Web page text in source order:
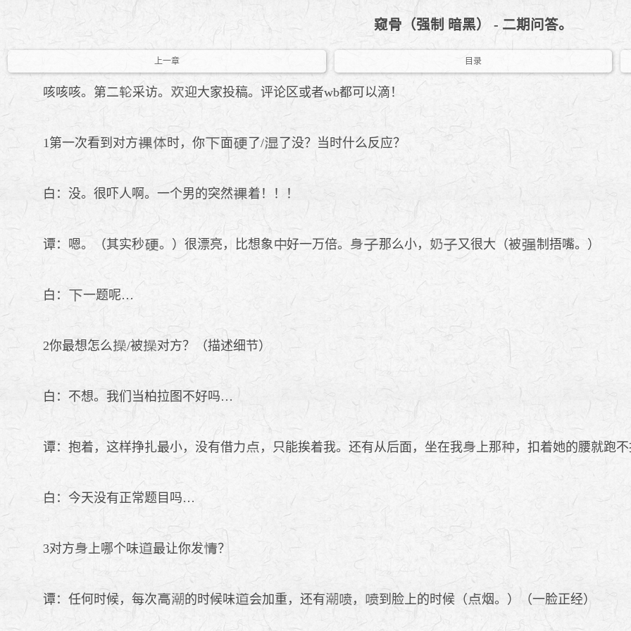
窥骨（强制 暗黑） - 二期问答。
上一章 目录
咳咳咳。第二 采访。 迎大家投稿。评论区或者wb都可以滴！
1第一次看到对方 时，你 面 了/ 了没？当时什么反应？
白：没。很吓人啊。一个男的突然 着！！！
谭：嗯。（其实秒 。）很漂亮，比想象 好一万倍。 那么小， 又很大（被 制捂嘴。）
白： 一题呢…
2你最想怎么 /被 对方？（描述细节）
白：不想。我们当柏拉图不好吗…
谭：抱着，这样挣扎最小，没有借力 ，只能挨着我。还有从后面，坐在我 上那 ，扣着她的腰就跑
白：今天没有正常题目吗…
3对方 上哪个味 最让你发 ？
谭：任何时候，每次 的时候味 会加重，还有 ， 到脸上的时候（ 烟。）（一脸正经）